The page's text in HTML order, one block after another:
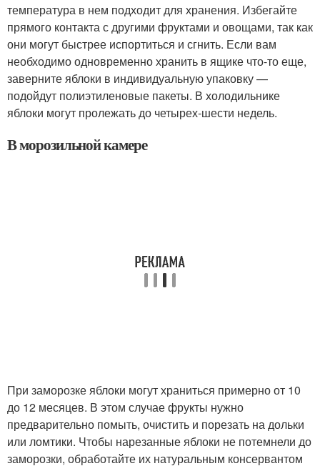
температура в нем подходит для хранения. Избегайте
прямого контакта с другими фруктами и овощами, так как
они могут быстрее испортиться и сгнить. Если вам
необходимо одновременно хранить в ящике что-то еще,
заверните яблоки в индивидуальную упаковку —
подойдут полиэтиленовые пакеты. В холодильнике
яблоки могут пролежать до четырех-шести недель.
В морозильной камере
При заморозке яблоки могут храниться примерно от 10
до 12 месяцев. В этом случае фрукты нужно
предварительно помыть, очистить и порезать на дольки
или ломтики. Чтобы нарезанные яблоки не потемнели до
заморозки, обработайте их натуральным консервантом